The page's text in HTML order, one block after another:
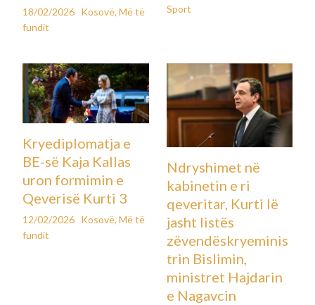
18/02/2026 Kosovë,Më të
fundit
Sport
Kryediplomatja e
BE-së Kaja Kallas
uron formimin e
Qeverisë Kurti 3
12/02/2026 Kosovë,Më të
fundit
Ndryshimet në
kabinetin e ri
qeveritar, Kurti lë
jasht listës
zëvendëskryeminis
trin Bislimin,
ministret Hajdarin
e Nagavcin